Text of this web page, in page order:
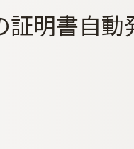
明書自